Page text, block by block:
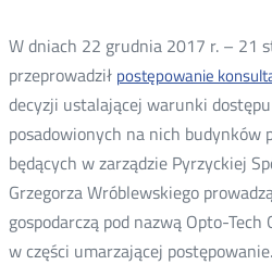
W dniach 22 grudnia 2017 r. – 21
przeprowadził postępowanie
decyzji ustalającej warunki
posadowionych na nich budynków
będących w zarządzie Pyrzyckiej
Grzegorza Wróblewskiego
gospodarczą pod nazwą Opto-
w części umarzającej postępowanie.